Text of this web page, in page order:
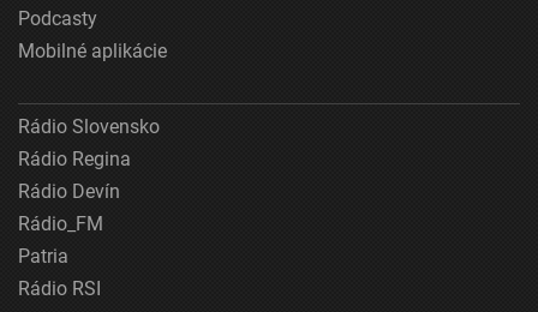
Podcasty
Mobilné aplikácie
Rádio Slovensko
Rádio Regina
Rádio Devín
Rádio_FM
Patria
Rádio RSI